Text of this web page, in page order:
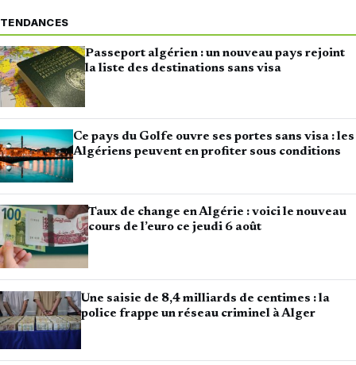
TENDANCES
Passeport algérien : un nouveau pays rejoint
la liste des destinations sans visa
Ce pays du Golfe ouvre ses portes sans visa : les
Algériens peuvent en profiter sous conditions
Taux de change en Algérie : voici le nouveau
cours de l’euro ce jeudi 6 août
Une saisie de 8,4 milliards de centimes : la
police frappe un réseau criminel à Alger